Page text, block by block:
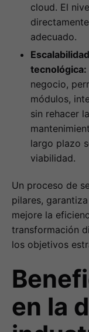
cloud. El
adecuado.
tecnológica:
negocio,
módulos,
sin rehacer
largo plazo
viabilidad.
Un proceso de
pilares,
mejore la
transformación
los objetivos
en la